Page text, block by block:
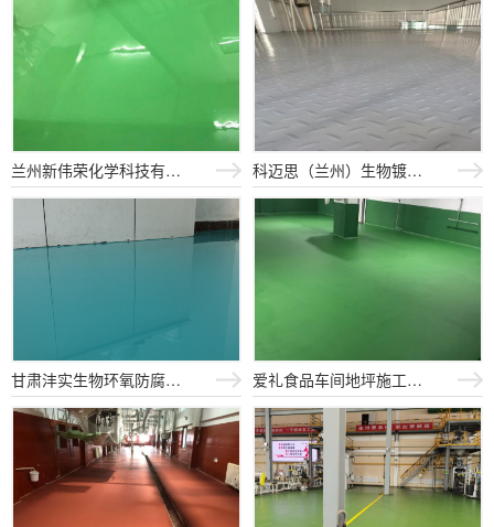
兰州新伟荣化学科技有限公司生产... 科迈思（兰州）生物镀锌板平台防...
甘肃沣实生物环氧防腐防静电地坪... 爱礼食品车间地坪施工项目110...